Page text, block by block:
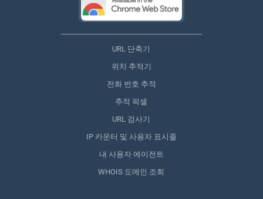
URL 단축기
위치 추적기
전화 번호 추적
추적 픽셀
URL 검사기
IP 카운터 및 사용자 표시줄
내 사용자 에이전트
WHOIS 도메인 조회